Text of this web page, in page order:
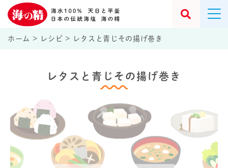
ホーム > レシピ > レタスと青じその揚げ巻き
レタスと青じその揚げ巻き